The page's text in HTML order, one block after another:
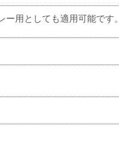
用としても適用可能です。